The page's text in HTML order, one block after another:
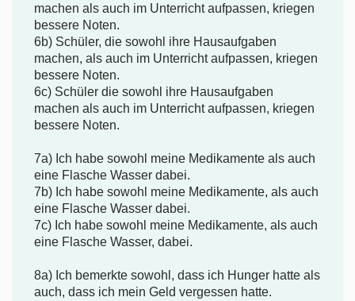
machen als auch im Unterricht aufpassen, kriegen
bessere Noten.
6b) Schüler, die sowohl ihre Hausaufgaben
machen, als auch im Unterricht aufpassen, kriegen
bessere Noten.
6c) Schüler die sowohl ihre Hausaufgaben
machen als auch im Unterricht aufpassen, kriegen
bessere Noten.
7a) Ich habe sowohl meine Medikamente als auch
eine Flasche Wasser dabei.
7b) Ich habe sowohl meine Medikamente, als auch
eine Flasche Wasser dabei.
7c) Ich habe sowohl meine Medikamente, als auch
eine Flasche Wasser, dabei.
8a) Ich bemerkte sowohl, dass ich Hunger hatte als
auch, dass ich mein Geld vergessen hatte.